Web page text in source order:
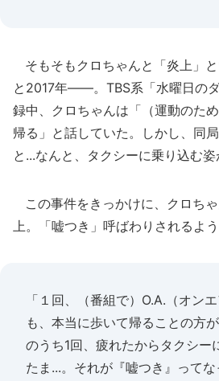
そもそもクロちゃんと「炎上」
と2017年――。TBS系「水曜日の
録中、クロちゃんは「（運動のた
帰る」と話していた。しかし、同
と...なんと、タクシーに乗り込む姿
この事件をきっかけに、クロち
上。「嘘つき」呼ばわりされるよ
「１回、（番組で）O.A.（オン
も、本当に歩いて帰ることの方
のうち1回、疲れたからタクシー
たま...。それが『嘘つき』ってな